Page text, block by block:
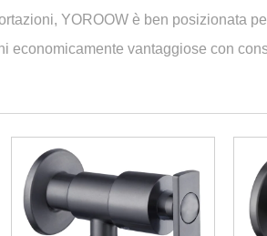
YOROOW è ben posizionata
economicamente vantaggiose con